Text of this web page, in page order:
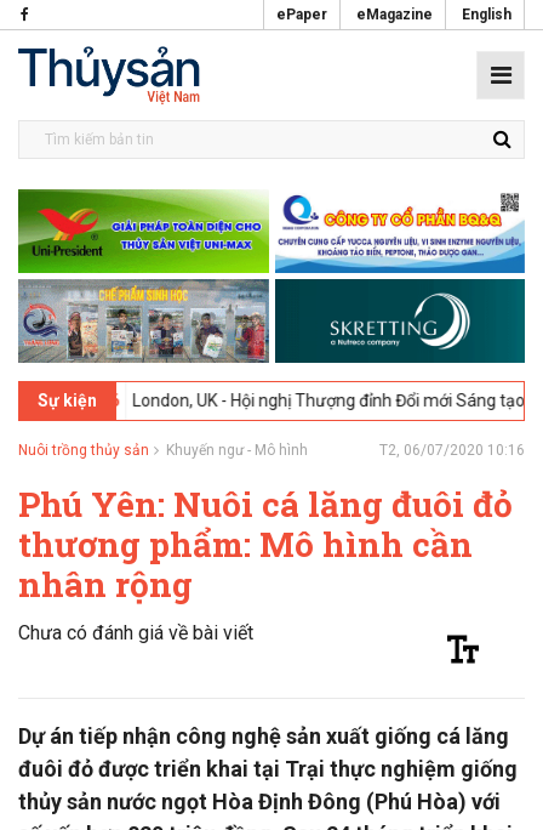
ePaper eMagazine English
Sự kiện
2026 London, UK - Hội nghị Thượng đỉnh Đổi mới Sáng tạo trong
Nuôi trồng thủy sản Khuyến ngư - Mô hình T2, 06/07/2020 10:16
Phú Yên: Nuôi cá lăng đuôi đỏ
thương phẩm: Mô hình cần
nhân rộng
Chưa có đánh giá về bài viết
Dự án tiếp nhận công nghệ sản xuất giống cá lăng
đuôi đỏ được triển khai tại Trại thực nghiệm giống
thủy sản nước ngọt Hòa Định Đông (Phú Hòa) với